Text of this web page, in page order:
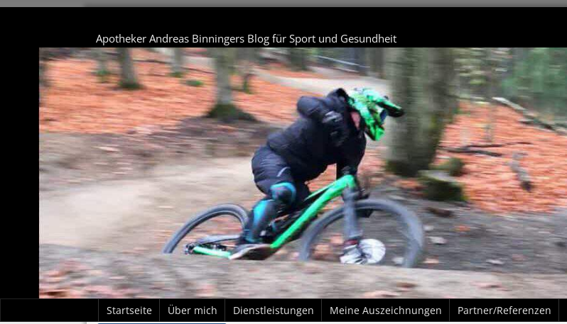
Apotheker Andreas Binningers Blog für Sport und Gesundheit
Startseite Über mich Dienstleistungen Meine Auszeichnungen Partner/Referenzen